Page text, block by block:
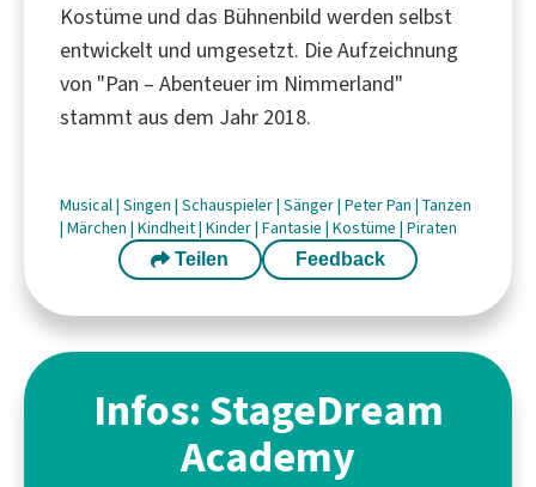
Kostüme und das Bühnenbild werden selbst
entwickelt und umgesetzt. Die Aufzeichnung
von "Pan – Abenteuer im Nimmerland"
stammt aus dem Jahr 2018.
Musical| Singen | Schauspieler| Sänger| Peter Pan | Tanzen
| Märchen | Kindheit| Kinder| Fantasie | Kostüme | Piraten
Teilen Feedback
Infos: StageDream
Academy